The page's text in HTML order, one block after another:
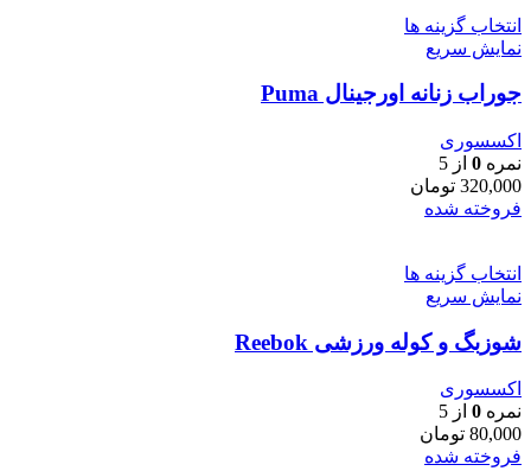
انتخاب گزینه ها
نمایش سریع
جوراب زنانه اورجینال Puma
اکسسوری
نمره 0 از 5
320,000 تومان
فروخته شده
انتخاب گزینه ها
نمایش سریع
شوزبگ و کوله ورزشی Reebok
اکسسوری
نمره 0 از 5
80,000 تومان
فروخته شده